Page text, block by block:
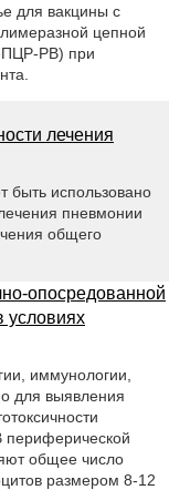
для вакцины с
цепной
ПЦР-РВ) при
лечения
быть использовано
пневмонии
общего
опосредованной
условиях
иммунологии,
для выявления
периферической
общее число
размером 8-12